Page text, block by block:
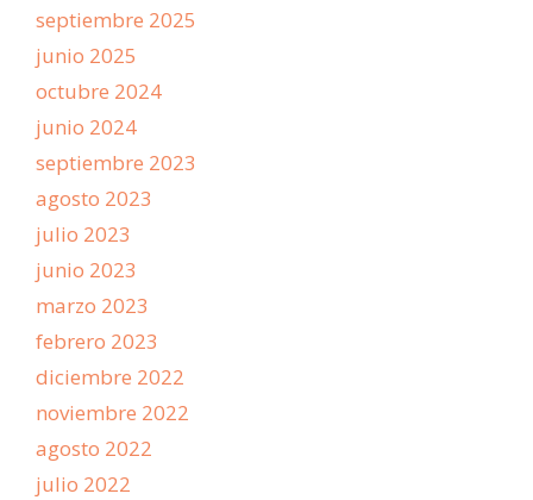
septiembre 2025
junio 2025
octubre 2024
junio 2024
septiembre 2023
agosto 2023
julio 2023
junio 2023
marzo 2023
febrero 2023
diciembre 2022
noviembre 2022
agosto 2022
julio 2022